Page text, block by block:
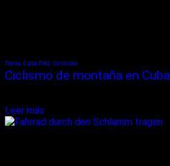
Tierra Cuba FAQ Ciclismo
Ciclismo de montaña en Cuba
Leer más